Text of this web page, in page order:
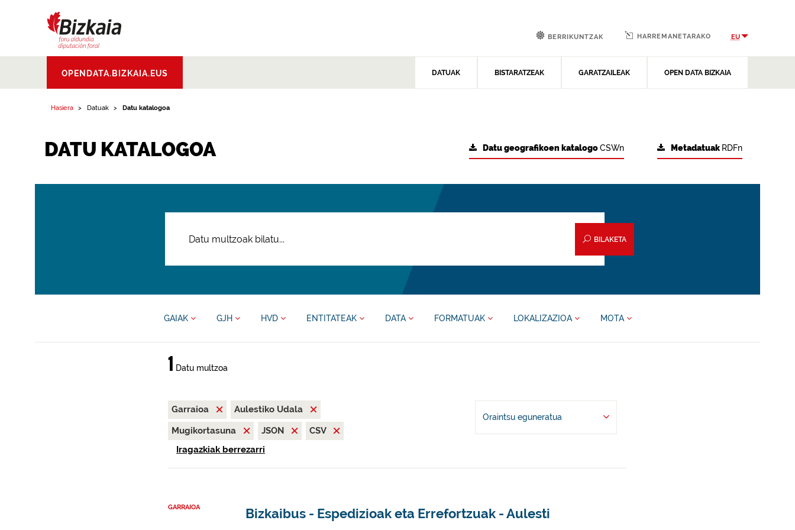
Aldundia.Diputacion
Foral de Bizkaia
OPENDATA.BIZKAIA.EUS DATUAK BISTARATZEAK GARATZAILEAK OPEN DATA BIZKAIA
BERRIKUNTZAK HARREMANETARAKO EU
Hasiera Datuak Datu katalogoa
DATU KATALOGOA Metadatuak RDFn
Datu geografikoen katalogoCSWn
BILAKETA
GAIAK GJH HVD ENTITATEAK DATA FORMATUAK LOKALIZAZIOA MOTA
1 Datu multzoa
Garraioa
Aulestiko Udala
Mugikortasuna
JSON
CSV
Iragazkiak berrezarri
Oraintsu eguneratua
GARRAIOA Bizkaibus - Espedizioak eta Errefortzuak - Aulesti